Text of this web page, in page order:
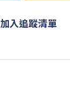
加入追蹤清單